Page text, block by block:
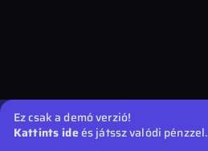
Ez csak a demó verzió!
Kattints ideés játssz valódi pénzzel.